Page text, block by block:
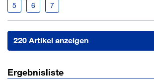
5 6 7
220 Artikel anzeigen
Ergebnisliste